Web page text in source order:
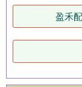
盈禾